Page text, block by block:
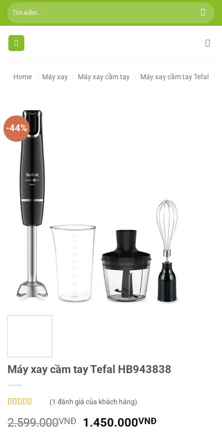
Skip
Tìm
kiếm:
Home » Máy xay » Máy xay cầm tay » Máy xay cầm tay Tefal
-44%
Máy xay cầm tay Tefal HB943838
dựa trên
đánh giá
(1 đánh giá của khách hàng)
2.599.000VNĐ
Giá
1.450.000VNĐGiá